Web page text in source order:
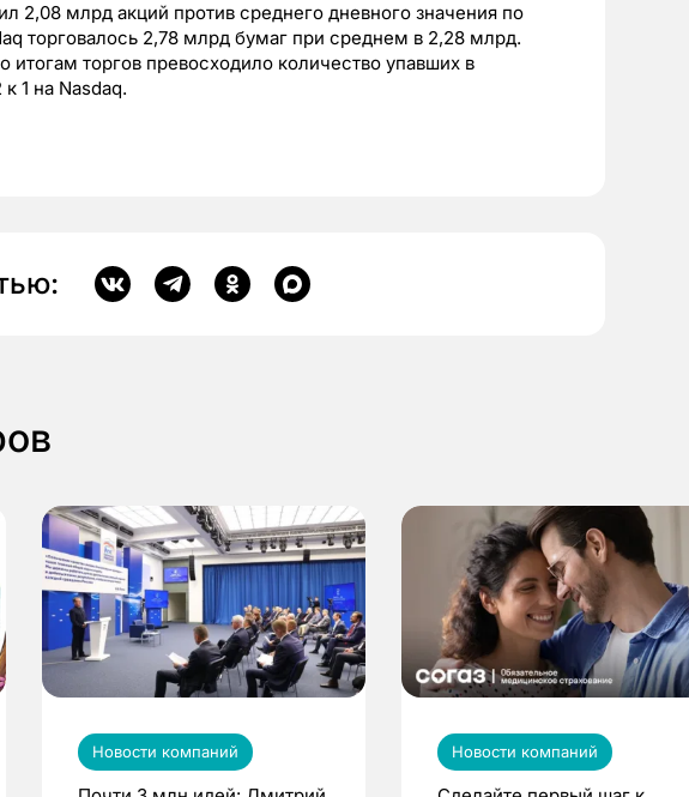
2,08 млрд акций против среднего дневного значения по
торговалось 2,78 млрд бумаг при среднем в 2,28 млрд.
итогам торгов превосходило количество упавших в
1 на Nasdaq.
Новости компаний Новости компаний